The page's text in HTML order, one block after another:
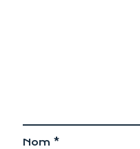
Nom *